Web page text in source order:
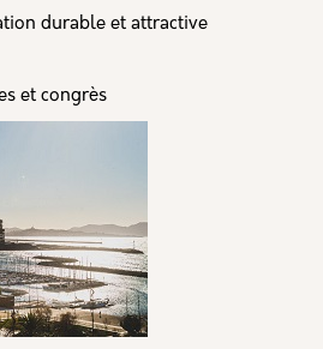
durable et attractive
et congrès